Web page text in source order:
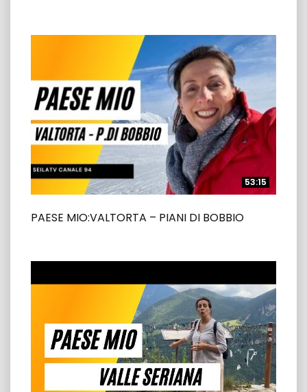
53:15
53:15
PAESE MIO:VALTORTA – PIANI DI BOBBIO